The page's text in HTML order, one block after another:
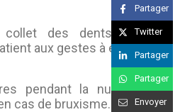
des dents, avec
aux gestes à éviter.
pendant la nuit pour
cas de bruxisme.
Partager
Twitter
Partager
Partager
Envoyer